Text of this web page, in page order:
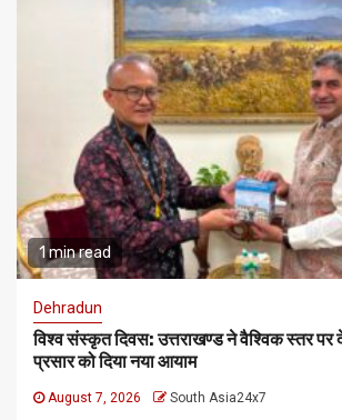
1 min read
Dehradun
विश्व संस्कृत दिवस: उत्तराखण्ड ने वैश्विक स्तर
प्रसार को दिया नया आयाम
August 7, 2026 South Asia24x7